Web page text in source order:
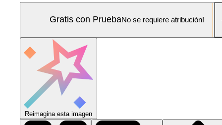
Gratis con PruebaNo se requiere atribución!
Reimagina esta imagen